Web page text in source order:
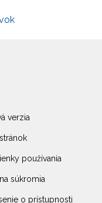
verzia
používania
súkromia
o prístupnosti